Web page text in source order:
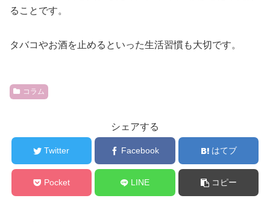
ることです。
タバコやお酒を止めるといった生活習慣も大切です。
コラム
シェアする
Twitter Facebook はてブ
Pocket LINE コピー